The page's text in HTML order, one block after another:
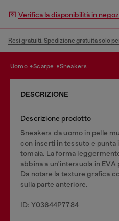
Verifica la disponibilità in
Resi gratuiti. Spedizione gratuita solo
uomo scarpe sneakers
DESCRIZIONE
Descrizione prodotto
Sneakers da uomo in pelle
con inserti in tessuto e punta
tomaia. La forma
abbina a un'intersuola in
Da notare la texture grafica
sulla parte anteriore.
ID: Y03644P7784